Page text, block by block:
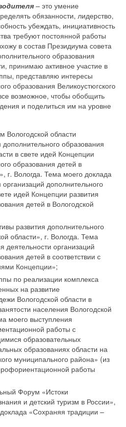
– это умение
обязанности, лидерство,
убеждать, инициативность
требуют постоянной работы
в состав Президиума совета
образования
принимаю активное участие в
представляю интересы
образования Великоустюгского
возможное, чтобы обобщить
и поделиться им на уровне
Вологодской области
образования
в свете идей Концепции
образования детей в
г. Вологда. Тема моего доклада
дополнительного
идей Концепции развития
детей в Вологодской
развития дополнительного
области», г. Вологда. Тема
деятельности организаций
детей в соответствии с
Концепции»;
по реализации комплекса
на развитие
Вологодской области в
населения Вологодской
моего выступления
работы с
образовательных
образованиях области на
муниципального района» (из
работы
Форум «Истоки
и детский туризм в России»,
«Сохраняя традиции –